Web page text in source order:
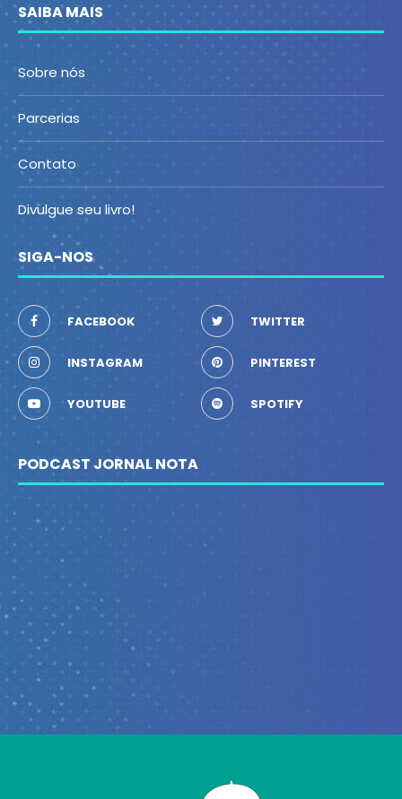
SAIBA MAIS
Sobre nós
Parcerias
Contato
Divulgue seu livro!
SIGA-NOS
FACEBOOK TWITTER
INSTAGRAM PINTEREST
YOUTUBE SPOTIFY
PODCAST JORNAL NOTA